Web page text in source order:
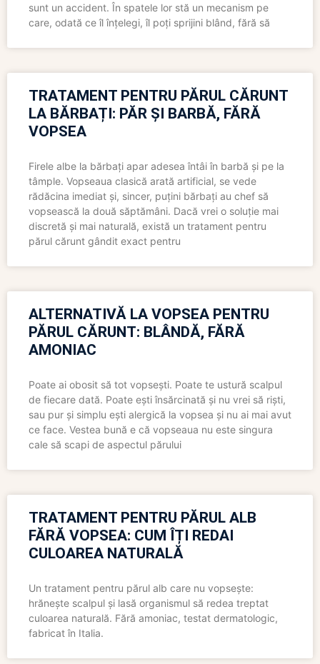
sunt un accident. În spatele lor stă un mecanism pe
care, odată ce îl înțelegi, îl poți sprijini blând, fără să
TRATAMENT PENTRU PĂRUL CĂRUNT
LA BĂRBAȚI: PĂR ȘI BARBĂ, FĂRĂ
VOPSEA
Firele albe la bărbați apar adesea întâi în barbă și pe la
tâmple. Vopseaua clasică arată artificial, se vede
rădăcina imediat și, sincer, puțini bărbați au chef să
vopsească la două săptămâni. Dacă vrei o soluție mai
discretă și mai naturală, există un tratament pentru
părul cărunt gândit exact pentru
ALTERNATIVĂ LA VOPSEA PENTRU
PĂRUL CĂRUNT: BLÂNDĂ, FĂRĂ
AMONIAC
Poate ai obosit să tot vopsești. Poate te ustură scalpul
de fiecare dată. Poate ești însărcinată și nu vrei să riști,
sau pur și simplu ești alergică la vopsea și nu ai mai avut
ce face. Vestea bună e că vopseaua nu este singura
cale să scapi de aspectul părului
TRATAMENT PENTRU PĂRUL ALB
FĂRĂ VOPSEA: CUM ÎȚI REDAI
CULOAREA NATURALĂ
Un tratament pentru părul alb care nu vopsește:
hrănește scalpul și lasă organismul să redea treptat
culoarea naturală. Fără amoniac, testat dermatologic,
fabricat în Italia.